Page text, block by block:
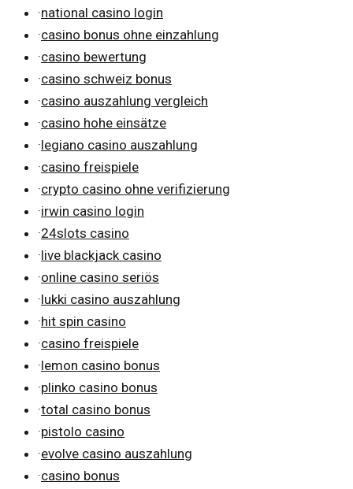
·national casino login
·casino bonus ohne einzahlung
·casino bewertung
·casino schweiz bonus
·casino auszahlung vergleich
·casino hohe einsätze
·legiano casino auszahlung
·casino freispiele
·crypto casino ohne verifizierung
·irwin casino login
·24slots casino
·live blackjack casino
·online casino seriös
·lukki casino auszahlung
·hit spin casino
·casino freispiele
·lemon casino bonus
·plinko casino bonus
·total casino bonus
·pistolo casino
·evolve casino auszahlung
·casino bonus